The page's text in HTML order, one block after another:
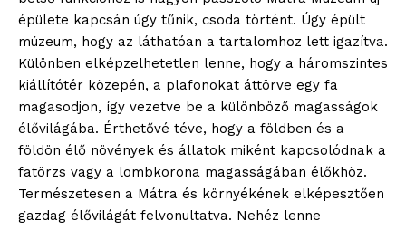
épülete kapcsán úgy tűnik, csoda történt. Úgy épült
múzeum, hogy az láthatóan a tartalomhoz lett igazítva.
Különben elképzelhetetlen lenne, hogy a háromszintes
kiállítótér közepén, a plafonokat áttörve egy fa
magasodjon, így vezetve be a különböző magasságok
élővilágába. Érthetővé téve, hogy a földben és a
földön élő növények és állatok miként kapcsolódnak a
fatörzs vagy a lombkorona magasságában élőkhöz.
Természetesen a Mátra és környékének elképesztően
gazdag élővilágát felvonultatva. Nehéz lenne